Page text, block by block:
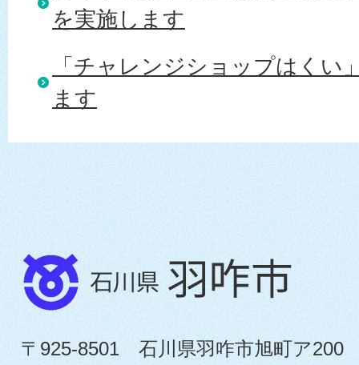
を実施します
「チャレンジショップはくい
ます
〒925-8501 石川県羽咋市旭町ア200